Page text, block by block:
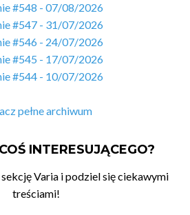
#548 - 07/08/2026
#547 - 31/07/2026
#546 - 24/07/2026
#545 - 17/07/2026
#544 - 10/07/2026
pełne archiwum
INTERESUJĄCEGO?
Varia i podziel się ciekawymi
treściami!